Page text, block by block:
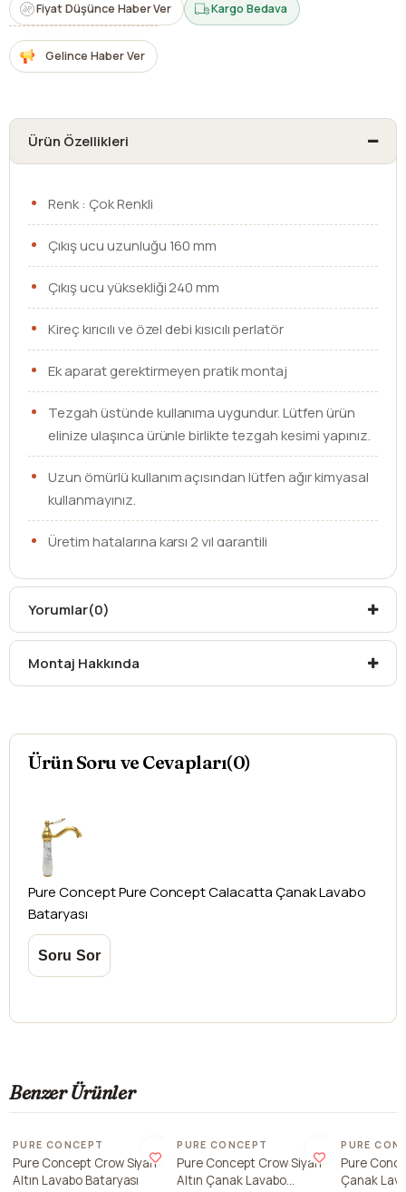
Fiyat Düşünce Haber Ver Kargo Bedava
Gelince Haber Ver
Ürün Özellikleri
Renk : Çok Renkli
Çıkış ucu uzunluğu 160 mm
Çıkış ucu yüksekliği 240 mm
Kireç kırıcılı ve özel debi kısıcılı perlatör
Ek aparat gerektirmeyen pratik montaj
Tezgah üstünde kullanıma uygundur. Lütfen ürün
elinize ulaşınca ürünle birlikte tezgah kesimi yapınız.
Uzun ömürlü kullanım açısından lütfen ağır kimyasal
kullanmayınız.
Üretim hatalarına karşı 2 yıl garantili
Kargo teslim süreleri, kargoya veriliş tarihinden itibaren
Kargo teslimatlarında mesafelerden dolayı
düşündüğünüz ürünler içinhasar tespit tutanağı
yazdırmanız gerekmektedir.
Aksi durumlarda ürünleriniadesi ve değişimi
Yorumlar(0)
Montaj Hakkında
Ürün Soru ve Cevapları(0)
Pure ConceptPure Concept Calacatta Çanak Lavabo
Bataryası
Benzer Ürünler
PURE CONCEPT
Pure Concept Crow Siyah
Altın Lavabo Bataryası
PURE CONCEPT
Pure Concept Crow Siyah
Altın Çanak Lavabo
PURE
Pure
Çanak